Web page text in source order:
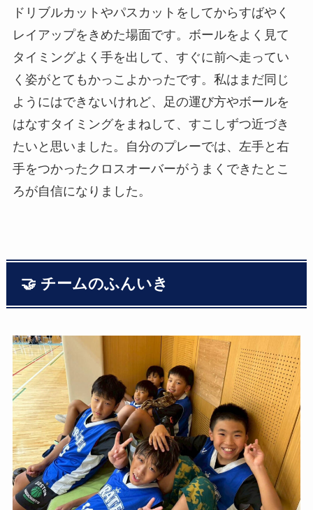
ドリブルカットやパスカットをしてからすばやく
レイアップをきめた場面です。ボールをよく見て
タイミングよく手を出して、すぐに前へ走ってい
く姿がとてもかっこよかったです。私はまだ同じ
ようにはできないけれど、足の運び方やボールを
はなすタイミングをまねして、すこしずつ近づき
たいと思いました。自分のプレーでは、左手と右
手をつかったクロスオーバーがうまくできたとこ
ろが自信になりました。
🤝 チームのふんいき